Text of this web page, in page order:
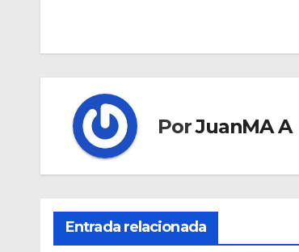
PorJuanMA A
Entrada relacionada